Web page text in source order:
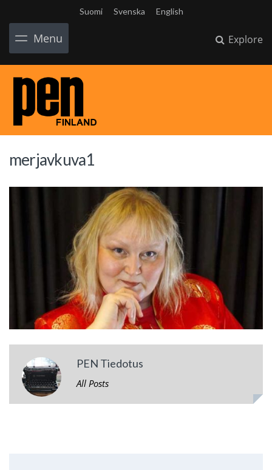
Suomi Svenska English
Menu Explore
merjavkuva1
PEN Tiedotus
All Posts